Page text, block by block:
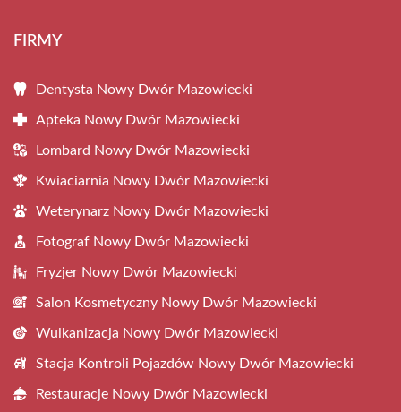
FIRMY
Dentysta Nowy Dwór Mazowiecki
Apteka Nowy Dwór Mazowiecki
Lombard Nowy Dwór Mazowiecki
Kwiaciarnia Nowy Dwór Mazowiecki
Weterynarz Nowy Dwór Mazowiecki
Fotograf Nowy Dwór Mazowiecki
Fryzjer Nowy Dwór Mazowiecki
Salon Kosmetyczny Nowy Dwór Mazowiecki
Wulkanizacja Nowy Dwór Mazowiecki
Stacja Kontroli Pojazdów Nowy Dwór Mazowiecki
Restauracje Nowy Dwór Mazowiecki